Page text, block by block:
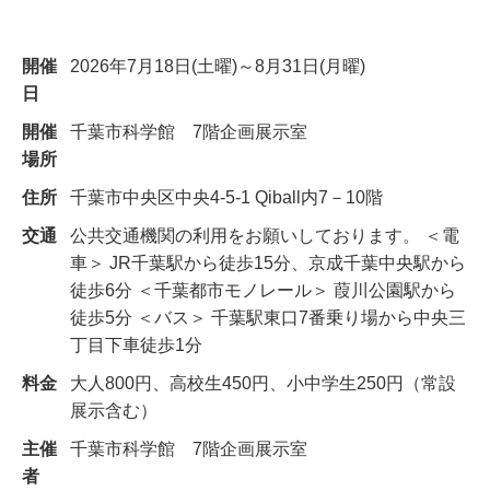
開催
日
2026年7月18日(土曜)～8月31日(月曜)
開催
場所
千葉市科学館 7階企画展示室
住所
千葉市中央区中央4-5-1 Qiball内7－10階
交通
公共交通機関の利用をお願いしております。 ＜電
車＞ JR千葉駅から徒歩15分、京成千葉中央駅から
徒歩6分 ＜千葉都市モノレール＞ 葭川公園駅から
徒歩5分 ＜バス＞ 千葉駅東口7番乗り場から中央三
丁目下車徒歩1分
料金
大人800円、高校生450円、小中学生250円（常設
展示含む）
主催
者
千葉市科学館 7階企画展示室